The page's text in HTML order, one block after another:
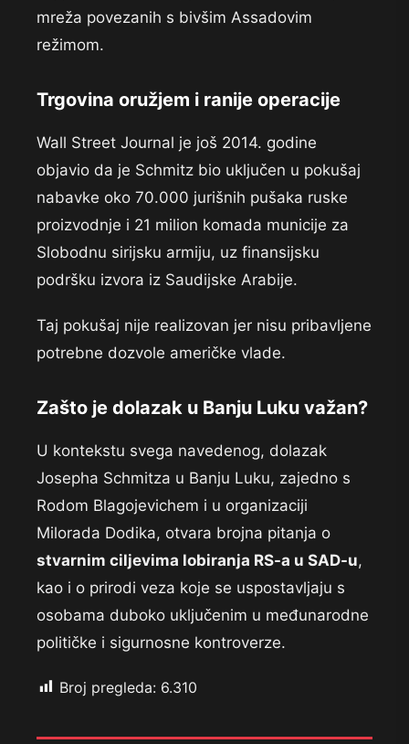
mreža povezanih s bivšim Assadovim
režimom.
Trgovina oružjem i ranije operacije
Wall Street Journal je još 2014. godine
objavio da je Schmitz bio uključen u pokušaj
nabavke oko 70.000 jurišnih pušaka ruske
proizvodnje i 21 milion komada municije za
Slobodnu sirijsku armiju, uz finansijsku
podršku izvora iz Saudijske Arabije.
Taj pokušaj nije realizovan jer nisu pribavljene
potrebne dozvole američke vlade.
Zašto je dolazak u Banju Luku važan?
U kontekstu svega navedenog, dolazak
Josepha Schmitza u Banju Luku, zajedno s
Rodom Blagojevichem i u organizaciji
Milorada Dodika, otvara brojna pitanja o
stvarnim ciljevima lobiranja RS-a u SAD-u,
kao i o prirodi veza koje se uspostavljaju s
osobama duboko uključenim u međunarodne
političke i sigurnosne kontroverze.
Broj pregleda: 6.310